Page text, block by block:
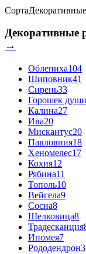
Сорта
Декоративные
→
Облепиха104
Шиповник41
Сирень33
Горошек
Калина27
Ива20
Мискантус20
Павловния18
Хеномелес17
Кохия12
Рябина11
Тополь10
Вейгела9
Сосна8
Шелковица8
Традесканция
Ипомея7
Рододендрон3